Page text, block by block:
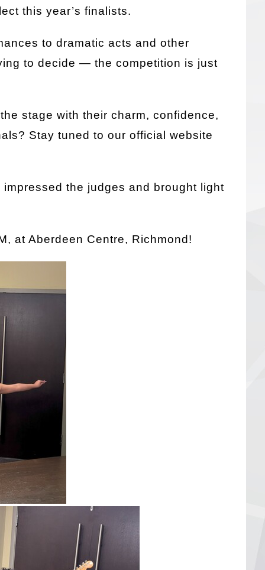
this year’s finalists.
to dramatic acts and other
to decide — the competition is just
stage with their charm, confidence,
Stay tuned to our official website
the judges and brought light
at Aberdeen Centre, Richmond!